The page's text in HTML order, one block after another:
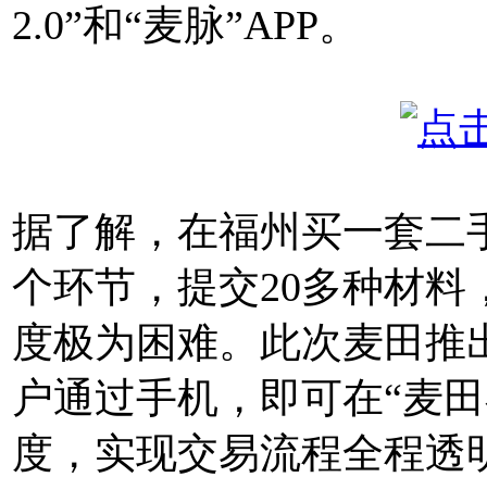
2.0”和“麦脉”APP。
据了解，在福州买一套二
个环节，提交20多种材
度极为困难。此次麦田推
户通过手机，即可在“麦
度，实现交易流程全程